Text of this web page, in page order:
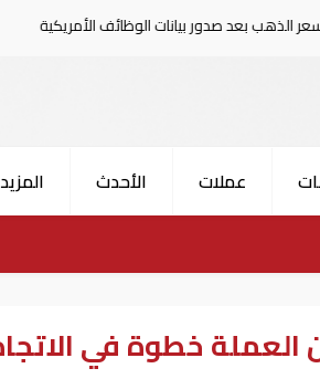
الوظائف الأمريكية
عملات الأحدث المزيد
العملة خطوة في